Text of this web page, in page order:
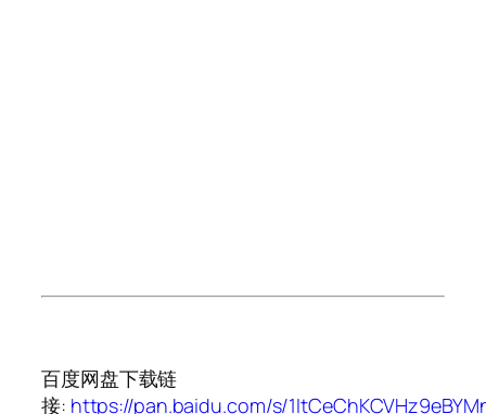
百度网盘下载链
接: https://pan.baidu.com/s/